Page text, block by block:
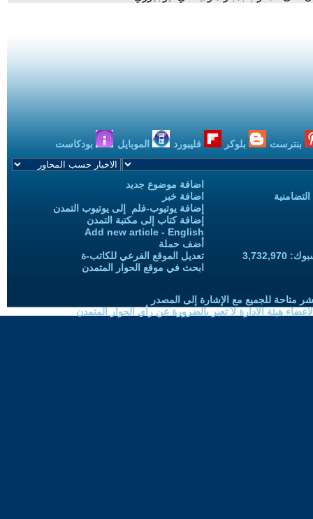
بنترست بلوكر فليبورد الموبايل بودكاست
اضافة موضوع جديد
اضافة خبر
إضافة يوتيوب-فلم إلى يوتيوب التمدن
إضافة كتاب إلى مكتبة التمدن
Add new article - English
أضف حملة
تعديل الموقع الفرعي للكاتب-ة
ابحث في موقع الحوار المتمدن
متاحة للجميع مع الإشارة إلى المصدر
هيئة الادارة لا تعبر بالضرورة عن رأي الحوار المتمدن